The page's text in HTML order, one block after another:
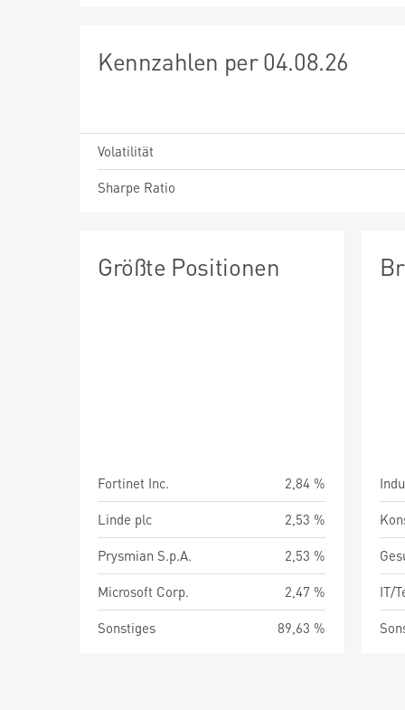
Kennzahlen per 04.08.26
Volatilität
Sharpe Ratio
Größte Positionen
Fortinet Inc.
2,84 %
Linde plc
2,53 %
Prysmian S.p.A.
2,53 %
Microsoft Corp.
2,47 %
Sonstiges
89,63 %
IT/